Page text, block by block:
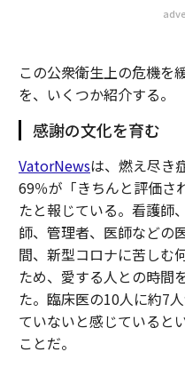
この公衆衛生上の危機を
を、いくつか紹介する。
感謝の文化を育む
VatorNewsは、燃え尽き
69％が「きちんと評価さ
たと報じている。看護師
師、管理者、医師などの
間、新型コロナに苦しむ
ため、愛する人との時間
た。臨床医の10人に約7
ていないと感じていると
ことだ。